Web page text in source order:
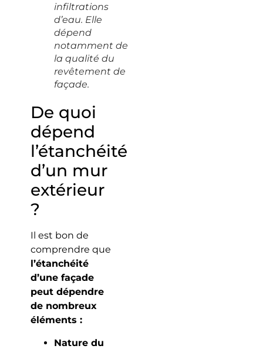
infiltrations
d’eau. Elle
dépend
notamment de
la qualité du
revêtement de
façade.
De quoi
dépend
l’étanchéité
d’un mur
extérieur
?
Il est bon de
comprendre que
l’étanchéité
d’une façade
peut dépendre
de nombreux
éléments :
Nature du